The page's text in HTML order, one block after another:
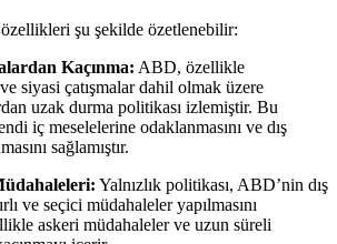
şu şekilde özetlenebilir:
Kaçınma: ABD, özellikle
siyasi çatışmalar dahil olmak üzere
uzak durma politikası izlemiştir. Bu
iç meselelerine odaklanmasını ve dış
sağlamıştır.
Yalnızlık politikası, ABD’nin dış
ve seçici müdahaleler yapılmasını
askeri müdahaleler ve uzun süreli